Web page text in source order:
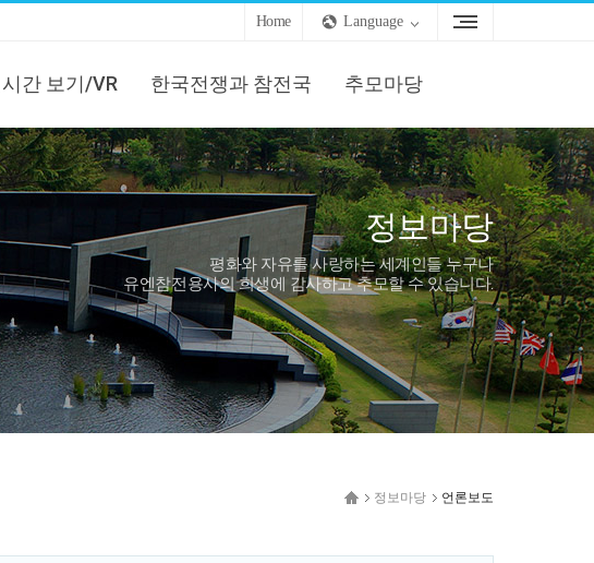
Home Language
간 보기/VR 한국전쟁과 참전국 추모마당
정보마당
평화와 자유를 사랑하는 세계인들 누구나
유엔참전용사의 희생에 감사하고 추모할 수 있습니다.
정보마당 언론보도